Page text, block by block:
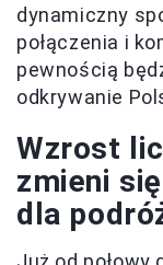
dynamiczny
połączenia i
pewnością
odkrywanie
Wzrost
zmieni
dla